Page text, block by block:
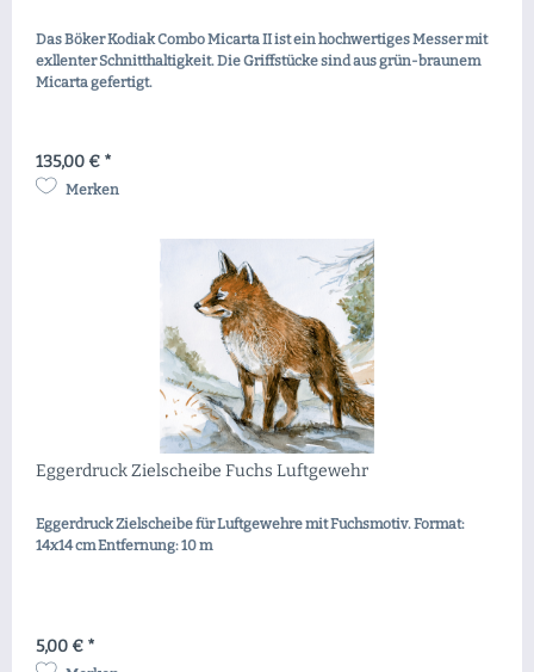
Das Böker Kodiak Combo Micarta II ist ein hochwertiges Messer mit
exllenter Schnitthaltigkeit. Die Griffstücke sind aus grün-braunem
Micarta gefertigt.
135,00 € *
Merken
Eggerdruck Zielscheibe Fuchs Luftgewehr
Eggerdruck Zielscheibe für Luftgewehre mit Fuchsmotiv. Format:
14x14 cm Entfernung: 10 m
5,00 € *